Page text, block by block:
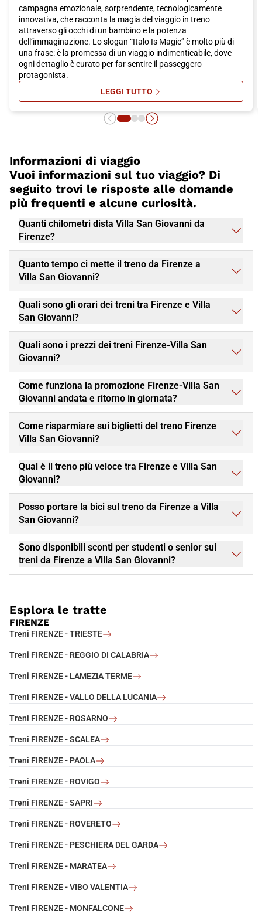
campagna emozionale, sorprendente, tecnologicamente
innovativa, che racconta la magia del viaggio in treno
attraverso gli occhi di un bambino e la potenza
dell’immaginazione. Lo slogan “Italo Is Magic” è molto più di
una frase: è la promessa di un viaggio indimenticabile, dove
ogni dettaglio è curato per far sentire il passeggero
protagonista.
LEGGI TUTTOSU ITALO IS MAGIC: ON AIR LA
Informazioni di viaggio
Vuoi informazioni sul tuo viaggio? Di
seguito trovi le risposte alle domande
più frequenti e alcune curiosità.
Quanti chilometri dista Villa San Giovanni da
Firenze?
Quanto tempo ci mette il treno da Firenze a
Villa San Giovanni?
Quali sono gli orari dei treni tra Firenze e Villa
San Giovanni?
Quali sono i prezzi dei treni Firenze-Villa San
Giovanni?
Come funziona la promozione Firenze-Villa San
Giovanni andata e ritorno in giornata?
Come risparmiare sui biglietti del treno Firenze
Villa San Giovanni?
Qual è il treno più veloce tra Firenze e Villa San
Giovanni?
Posso portare la bici sul treno da Firenze a Villa
San Giovanni?
Sono disponibili sconti per studenti o senior sui
treni da Firenze a Villa San Giovanni?
Esplora le tratte
FIRENZE
Treni FIRENZE - TRIESTE
Treni FIRENZE - REGGIO DI CALABRIA
Treni FIRENZE - LAMEZIA TERME
Treni FIRENZE - VALLO DELLA LUCANIA
Treni FIRENZE - ROSARNO
Treni FIRENZE - SCALEA
Treni FIRENZE - PAOLA
Treni FIRENZE - ROVIGO
Treni FIRENZE - SAPRI
Treni FIRENZE - ROVERETO
Treni FIRENZE - PESCHIERA DEL GARDA
Treni FIRENZE - MARATEA
Treni FIRENZE - VIBO VALENTIA
Treni FIRENZE - MONFALCONE